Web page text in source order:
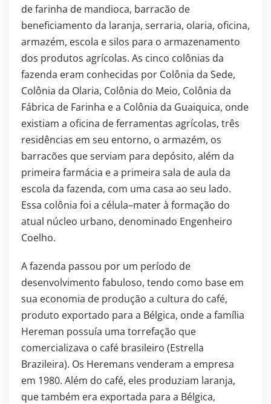
de farinha de mandioca, barracão de
beneficiamento da laranja, serraria, olaria, oficina,
armazém, escola e silos para o armazenamento
dos produtos agrícolas. As cinco colônias da
fazenda eram conhecidas por Colônia da Sede,
Colônia da Olaria, Colônia do Meio, Colônia da
Fábrica de Farinha e a Colônia da Guaiquica, onde
existiam a oficina de ferramentas agrícolas, três
residências em seu entorno, o armazém, os
barracões que serviam para depósito, além da
primeira farmácia e a primeira sala de aula da
escola da fazenda, com uma casa ao seu lado.
Essa colônia foi a célula–mater à formação do
atual núcleo urbano, denominado Engenheiro
Coelho.
A fazenda passou por um período de
desenvolvimento fabuloso, tendo como base em
sua economia de produção a cultura do café,
produto exportado para a Bélgica, onde a família
Hereman possuía uma torrefação que
comercializava o café brasileiro (Estrella
Brazileira). Os Heremans venderam a empresa
em 1980. Além do café, eles produziam laranja,
que também era exportada para a Bélgica,